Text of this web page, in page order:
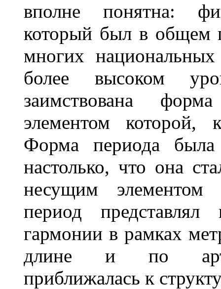
вполне понятна:
который был в общем
многих
более высоком
заимствована
элементом которой,
Форма периода была
настолько, что она
несущим
период
гармонии в рамках
длине и по
приближалась к